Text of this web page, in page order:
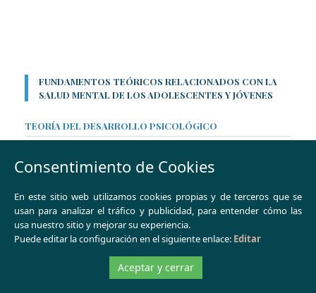
FUNDAMENTOS TEÓRICOS RELACIONADOS CON LA
SALUD MENTAL DE LOS ADOLESCENTES Y JÓVENES
TEORÍA DEL DESARROLLO PSICOLÓGICO
ERIKSON EN LA ETAPA ADOLESCENTE
El mecanismo y las formas de manifestación de la crisis de
identidad
Según la teoría del desarrollo de la personalidad de Erikson
(Erikson, 1968), la adolescencia está caracterizada por la crisis de
identidad versus confusión. En esta etapa, los adolescentes se
enfrentan a la tarea de definir quiénes son, sus valores,
Consentimiento de Cookies
En este sitio web utilizamos cookies propias y de terceros que se
usan para analizar el tráfico y publicidad, para entender cómo las
usa nuestro sitio y mejorar su experiencia.
Puede editar la configuración en el siguiente enlace: Editar
Aceptar y cerrar